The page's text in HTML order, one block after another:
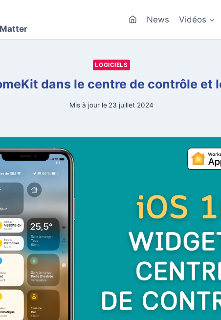
News Vidéos
LOGICIELS
dans le centre de contrôle et
Mis à jour le 23 juillet 2024